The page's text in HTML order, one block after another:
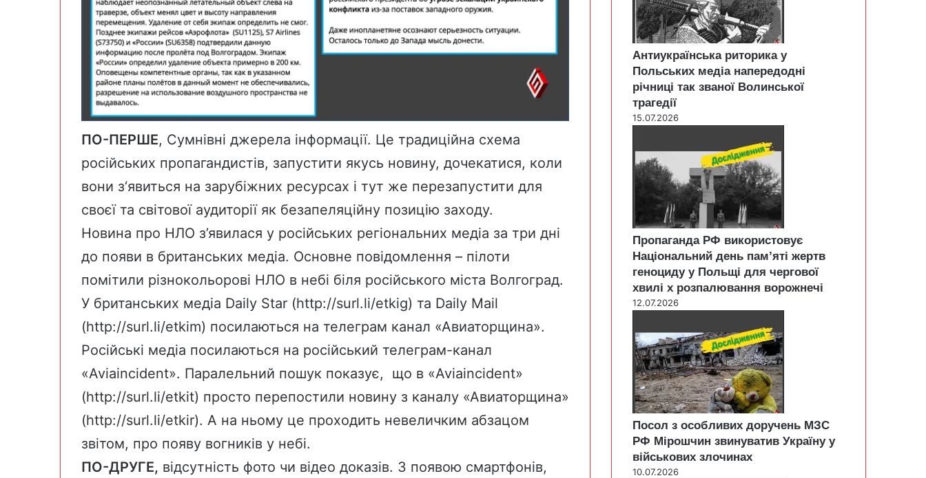
ПО-ПЕРШЕ, Сумнівні джерела інформації. Це традиційна схема
російських пропагандистів, запустити якусь новину, дочекатися, коли
вони з‘явиться на зарубіжних ресурсах і тут же перезапустити для
своєї та світової аудиторії як безапеляційну позицію заходу.
Новина про НЛО з’явилася у російських регіональних медіа за три дні
до появи в британських медіа. Основне повідомлення – пілоти
помітили різнокольорові НЛО в небі біля російського міста Волгоград.
У британських медіа Daily Star (http://surl.li/etkig) та Daily Mail
(http://surl.li/etkim) посилаються на телеграм канал «Авиаторщина».
Російські медіа посилаються на російський телеграм-канал
«Aviaincident». Паралельний пошук показує, що в «Aviaincident»
(http://surl.li/etkit) просто перепостили новину з каналу «Авиаторщина»
(http://surl.li/etkir). А на ньому це проходить невеличким абзацом
звітом, про появу вогників у небі.
ПО-ДРУГЕ, відсутність фото чи відео доказів. З появою смартфонів,
Антиукраїнська риторика у
Польських медіа напередодні
річниці так званої Волинської
трагедії
15.07.2026
Пропаганда РФ використовує
Національний день пам’яті жертв
геноциду у Польщі для чергової
хвилі х розпалювання ворожнечі
12.07.2026
Посол з особливих доручень МЗС
РФ Мірошчин звинуватив Україну у
військових злочинах
10.07.2026